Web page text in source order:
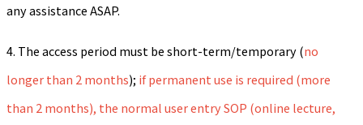
any assistance ASAP.
4. The access period must be short-term/temporary (no
longer than 2 months); if permanent use is required (more
than 2 months), the normal user entry SOP (online lecture,